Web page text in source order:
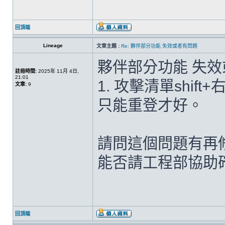
回頂端
Lineage 文章主題 : Re: 夥伴部分功能 失效或者有問題
註冊時間: 2025年 11月 4日,
21:01
文章: 9
夥伴部分功能 失
1. 攻擊清單shift+
只能重登才好。
請問這個問題有再
能否請工程部協助
回頂端